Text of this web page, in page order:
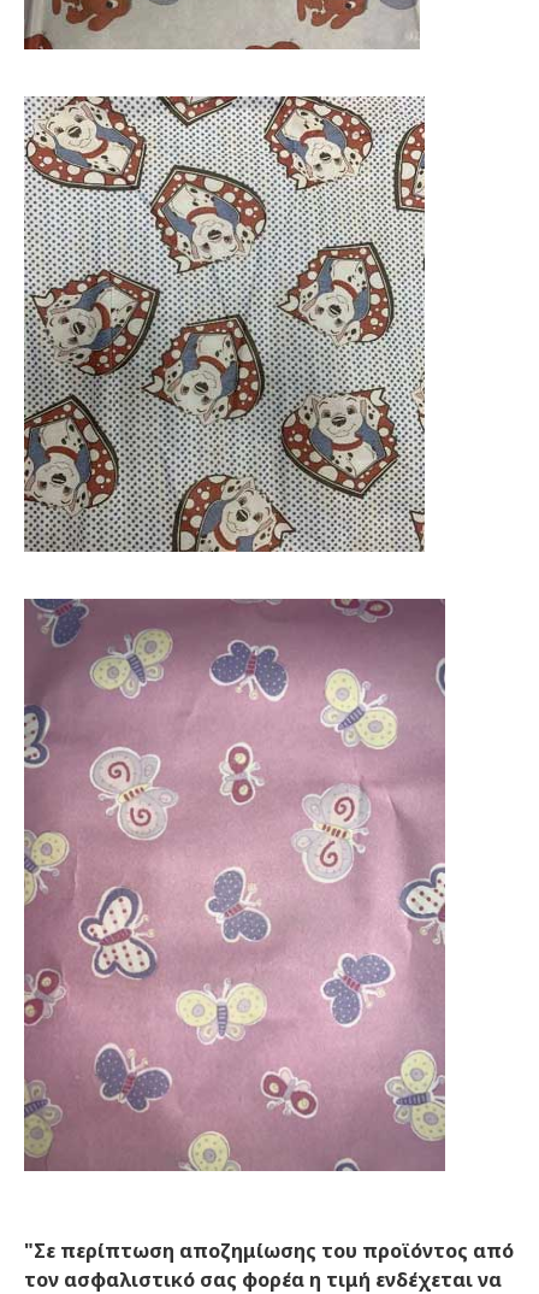
"Σε περίπτωση αποζημίωσης του προϊόντος από
τον ασφαλιστικό σας φορέα η τιμή ενδέχεται να